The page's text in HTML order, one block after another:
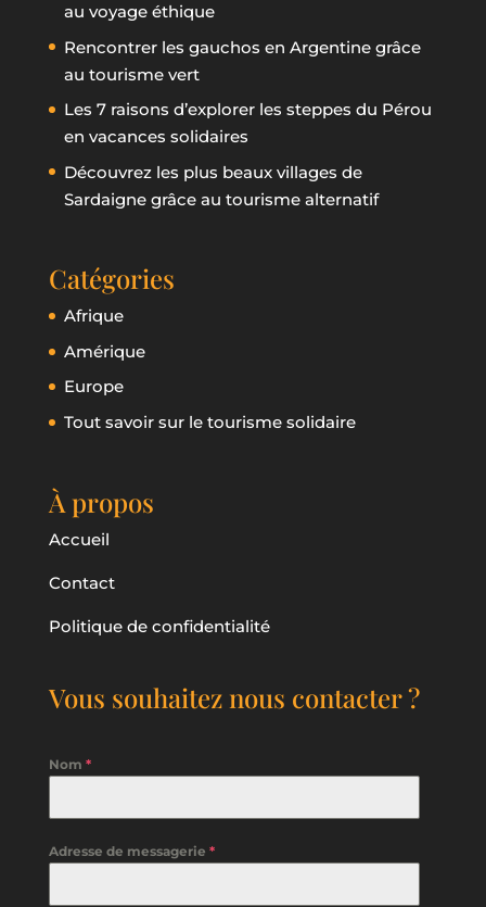
au voyage éthique
Rencontrer les gauchos en Argentine grâce
au tourisme vert
Les 7 raisons d’explorer les steppes du Pérou
en vacances solidaires
Découvrez les plus beaux villages de
Sardaigne grâce au tourisme alternatif
Catégories
Afrique
Amérique
Europe
Tout savoir sur le tourisme solidaire
À propos
Accueil
Contact
Politique de confidentialité
Vous souhaitez nous contacter ?
Nom *
Adresse de messagerie *